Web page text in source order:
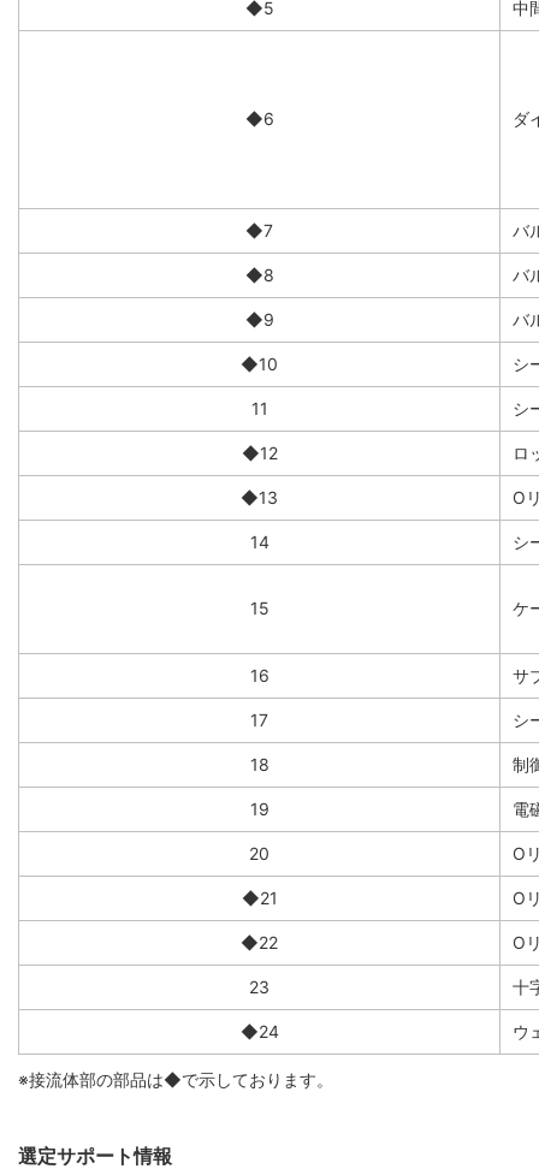
◆5 中
◆6 ダ
◆7 バ
◆8 バ
◆9 バ
◆10 シ
11 シ
◆12 ロ
◆13 O
14 シ
15 ケ
16 サ
17 シ
18 制
19 電
20 O
◆21 O
◆22 O
23 十
◆24 ウ
※接流体部の部品は◆で示しております。
選定サポート情報